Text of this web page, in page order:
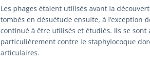
Les phages étaient utilisés avant la
tombés en désuétude ensuite, à l’exception
continué à être utilisés et étudiés. Ils se
particulièrement contre le staphylocoque
articulaires.